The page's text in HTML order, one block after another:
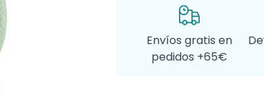
Envíos gratis en
pedidos +65€